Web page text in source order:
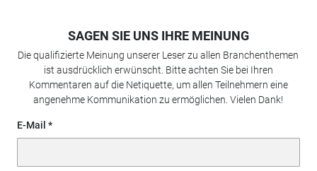
SAGEN SIE UNS IHRE MEINUNG
Die qualifizierte Meinung unserer Leser zu allen Branchenthemen
ist ausdrücklich erwünscht. Bitte achten Sie bei Ihren
Kommentaren auf die Netiquette, um allen Teilnehmern eine
angenehme Kommunikation zu ermöglichen. Vielen Dank!
E-Mail